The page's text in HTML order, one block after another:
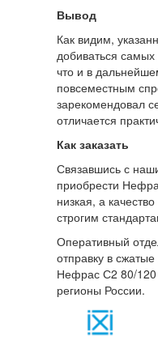
Вывод
Как видим,
добиваться самых
что и в
повсеместным
зарекомендовал
отличается
Как заказать
Связавшись с
приобрести
низкая, а
строгим
Оперативный
отправку в
Нефрас С2 80/120
регионы России.